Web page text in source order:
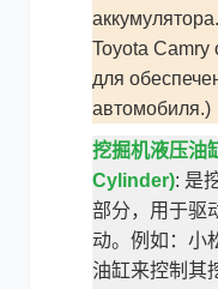
Toyota Camry
для
автомобиля.)
挖掘机液压油
Cylinder): 是
部分，用于驱
动。例如：小
油缸来控制其